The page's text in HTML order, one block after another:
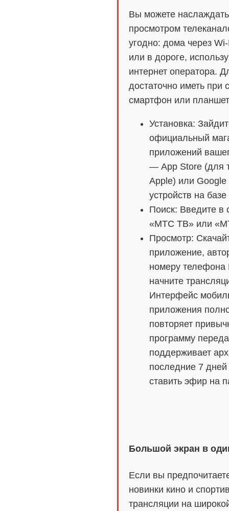
Вы можете
просмотром
угодно: дома через
или в дороге,
интернет оператора.
достаточно иметь при
смартфон или
Установка:
официальный
приложений
— App Store (для
Apple) или
устройств на
Поиск: Введите в
«МТС ТВ» или
Просмотр:
приложение,
номеру
начните
Интерфейс
приложения
повторяет
программу
поддерживает
последние 7 дней
ставить эфир на
Большой экран в
Если вы
новинки кино и
трансляции на